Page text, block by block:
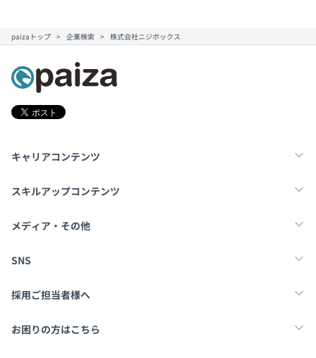
paizaトップ 企業検索 株式会社ニジボックス
キャリアコンテンツ
転職・キャリア
スキルアップコンテンツ
学習
メディア・その他
Tech Team Journal
SNS
X
採用ご担当者様へ
採用・教育をお考えの企業様へ
お困りの方はこちら